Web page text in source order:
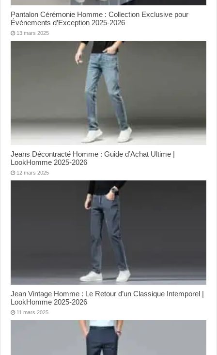
Pantalon Cérémonie Homme : Collection Exclusive pour
Événements d’Exception 2025-2026
13 mars 2025
Jeans Décontracté Homme : Guide d’Achat Ultime |
LookHomme 2025-2026
12 mars 2025
Jean Vintage Homme : Le Retour d’un Classique Intemporel |
LookHomme 2025-2026
11 mars 2025